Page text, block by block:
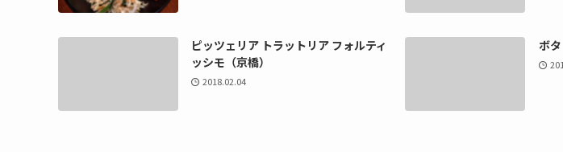
ピッツェリア トラットリア フォルティ
ッシモ（京橋）
2018.02.04
ボタ